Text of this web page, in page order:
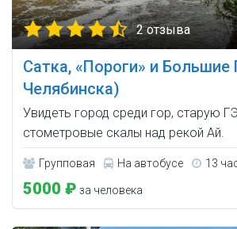
2 отзыва
Сатка, «Пороги» и Большие
Челябинска)
Увидеть город среди гор, старую
стометровые скалы над рекой Ай.
Групповая На автобусе 13
5000 ₽ за человека